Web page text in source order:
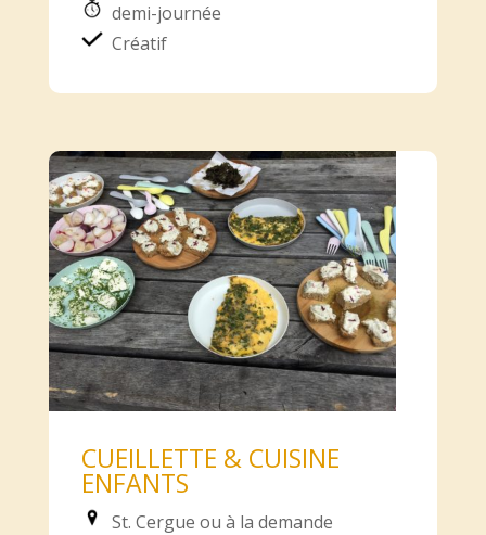
demi-journée
Créatif
CUEILLETTE & CUISINE
ENFANTS
St. Cergue ou à la demande